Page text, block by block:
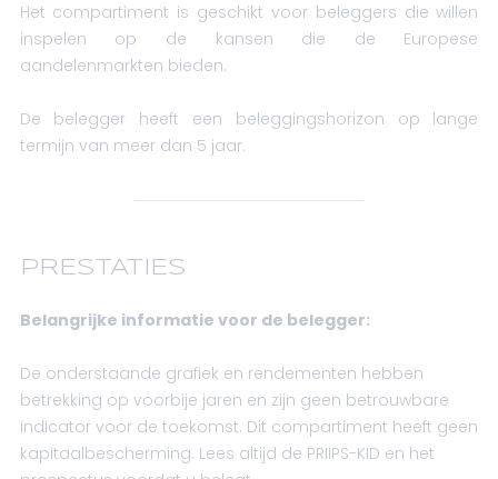
Het compartiment is geschikt voor beleggers die willen
inspelen op de kansen die de Europese
aandelenmarkten bieden.
De belegger heeft een beleggingshorizon op lange
termijn van meer dan 5 jaar.
PRESTATIES
Belangrijke informatie voor de belegger:
De onderstaande grafiek en rendementen hebben
betrekking op voorbije jaren en zijn geen betrouwbare
indicator voor de toekomst. Dit compartiment heeft geen
kapitaalbescherming. Lees altijd de PRIIPS-KID en het